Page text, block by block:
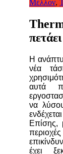
Μέλλον,
Η
νέα
αυτά
να
Επίσης,
περιοχές
έχει